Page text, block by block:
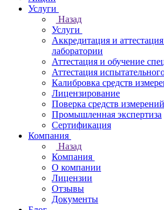
Услуги
Назад
Услуги
Аккредитация и
лаборатории
Аттестация и обучение
Аттестация
Калибровка средств
Лицензирование
Поверка средств измерений
Промышленная экспертиза
Сертификация
Компания
Назад
Компания
О компании
Лицензии
Отзывы
Документы